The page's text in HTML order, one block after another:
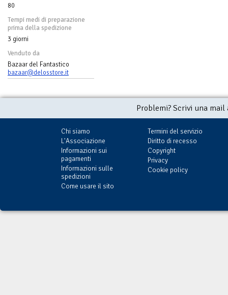
80
Tempi medi di preparazione
prima della spedizione
3 giorni
Venduto da
Bazaar del Fantastico
bazaar@delosstore.it
Problemi? Scrivi una
Chi siamo
L'Associazione
Informazioni sui
pagamenti
Informazioni sulle
spedizioni
Come usare il sito
Termini del servizio
Diritto di recesso
Copyright
Privacy
Cookie policy